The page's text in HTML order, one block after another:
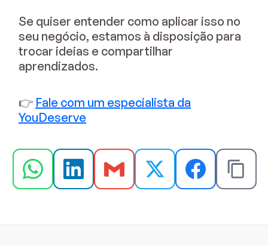
Se quiser entender como aplicar isso no
seu negócio, estamos à disposição para
trocar ideias e compartilhar
aprendizados.
👉 Fale com um especialista da
YouDeserve